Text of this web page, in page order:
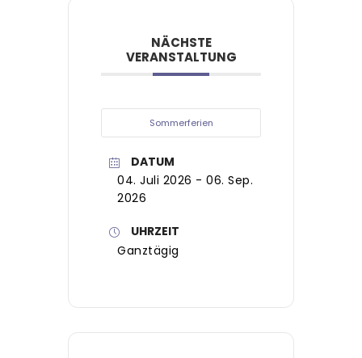
NÄCHSTE
VERANSTALTUNG
Sommerferien
DATUM
04. Juli 2026 - 06. Sep.
2026
UHRZEIT
Ganztägig